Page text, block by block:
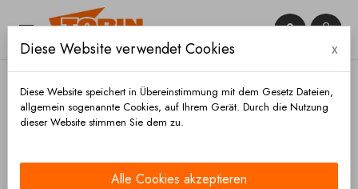
 

Diese Website verwendet Cookies x
Diese Website speichert in Übereinstimmung mit dem Gesetz Dateien,
allgemein sogenannte Cookies, auf Ihrem Gerät. Durch die Nutzung
dieser Website stimmen Sie dem zu.
Alle Cookies akzeptieren